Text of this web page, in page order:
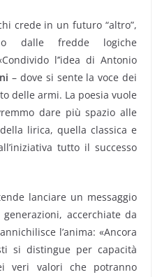
crede in un futuro “altro”,
dalle fredde logiche
l’’idea di Antonio
– dove si sente la voce dei
delle armi. La poesia vuole
dare più spazio alle
lirica, quella classica e
tutto il successo
lanciare un messaggio
accerchiate da
l’anima: «Ancora
si distingue per capacità
veri valori che potranno